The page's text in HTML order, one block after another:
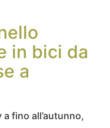
in bici da
a
fino all’autunno,